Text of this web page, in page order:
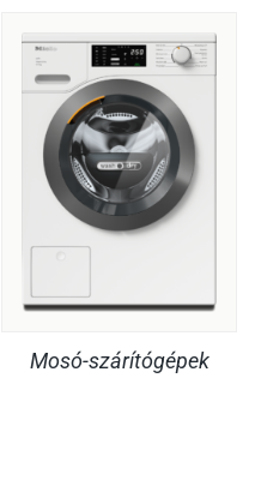
Mosó-szárítógépek